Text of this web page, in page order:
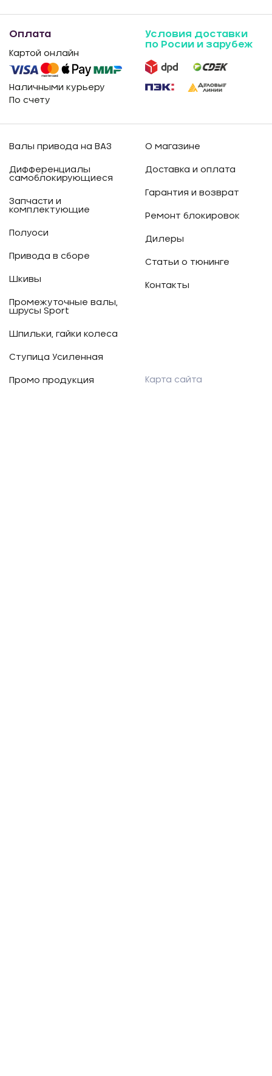
Оплата
Картой онлайн
Наличными курьеру
По счету
Условия доставки
по Росии и зарубеж
Валы привода на ВАЗ
Дифференциалы
самоблокирующиеся
Запчасти и
комплектующие
Полуоси
Привода в сборе
Шкивы
Промежуточные валы,
шрусы Sport
Шпильки, гайки колеса
Ступица Усиленная
Промо продукция
О магазине
Доставка и оплата
Гарантия и возврат
Ремонт блокировок
Дилеры
Статьи о тюнинге
Контакты
Карта сайта